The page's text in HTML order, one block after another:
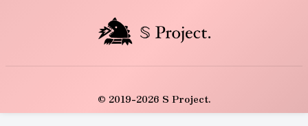
© 2019-2026 S Project.